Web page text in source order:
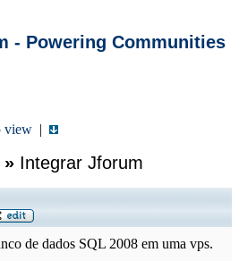
- Powering Communities
view |
» Integrar Jforum
de dados SQL 2008 em uma vps.